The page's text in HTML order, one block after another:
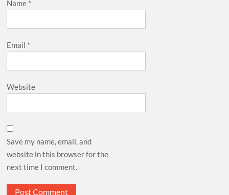
Name *
Email *
Website
Save my name, email, and
website in this browser for the
next time I comment.